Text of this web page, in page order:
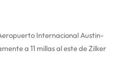
Internacional Austin-
a 11 millas al este de Zilker